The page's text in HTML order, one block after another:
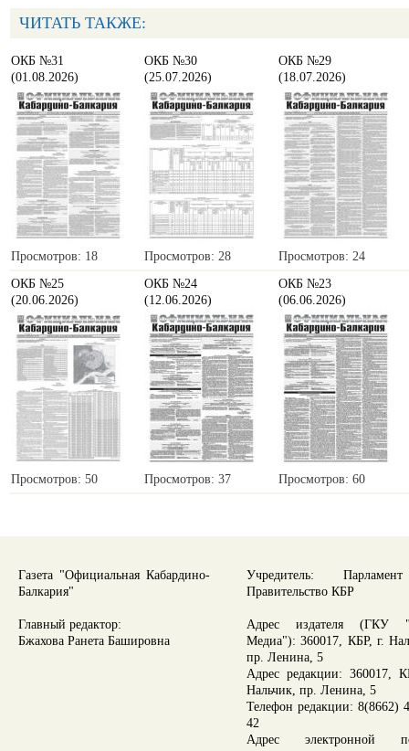
ЧИТАТЬ ТАКЖЕ:
ОКБ №31
(01.08.2026)
Просмотров: 18
ОКБ №30
(25.07.2026)
Просмотров: 28
ОКБ №29
(18.07.2026)
Просмотров: 24
ОКБ №25
(20.06.2026)
Просмотров: 50
ОКБ №24
(12.06.2026)
Просмотров: 37
ОКБ №23
(06.06.2026)
Просмотров: 60
Газета "Официальная Кабардино-
Балкария"
Главный редактор:
Бжахова Ранета Башировна
Учредитель:
Правительство КБР
Адрес издателя (ГКУ
Медиа"): 360017, КБР, г.
пр. Ленина, 5
Адрес редакции: 360017,
Нальчик, пр. Ленина, 5
Телефон редакции: 8(8662)
42
Адрес электронной